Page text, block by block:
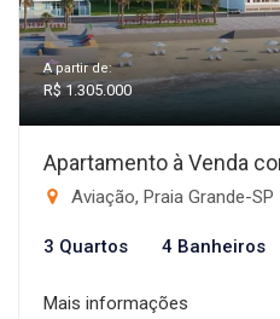
A partir de:
R$ 1.305.000
Apartamento à Venda
Aviação, Praia Grande-SP
3 Quartos 4 Banheiros
Mais informações